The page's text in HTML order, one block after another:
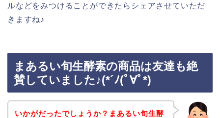
ルなどをみつけることができたらシェアさせていただ
きますね♪
まあるい旬生酵素の商品は友達も絶
賛していました♪(*´ﾉ(ﾟ∀ﾟ*)
いかがだったでしょうか？まあるい旬生酵